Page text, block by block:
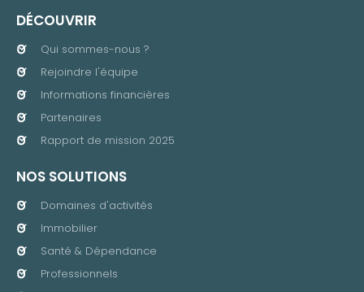
DÉCOUVRIR
Qui sommes-nous ?
Rejoindre l'équipe
Informations financières
Partenaires
Rapport de mission 2025
NOS SOLUTIONS
Domaines d'activités
Immobilier
Santé & Dépendance
Professionnels